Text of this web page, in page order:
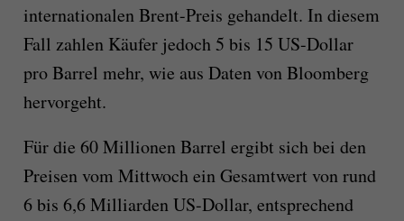
internationalen Brent-Preis gehandelt. In diesem
Fall zahlen Käufer jedoch 5 bis 15 US-Dollar
pro Barrel mehr, wie aus Daten von Bloomberg
hervorgeht.
Für die 60 Millionen Barrel ergibt sich bei den
Preisen vom Mittwoch ein Gesamtwert von rund
6 bis 6,6 Milliarden US-Dollar, entsprechend